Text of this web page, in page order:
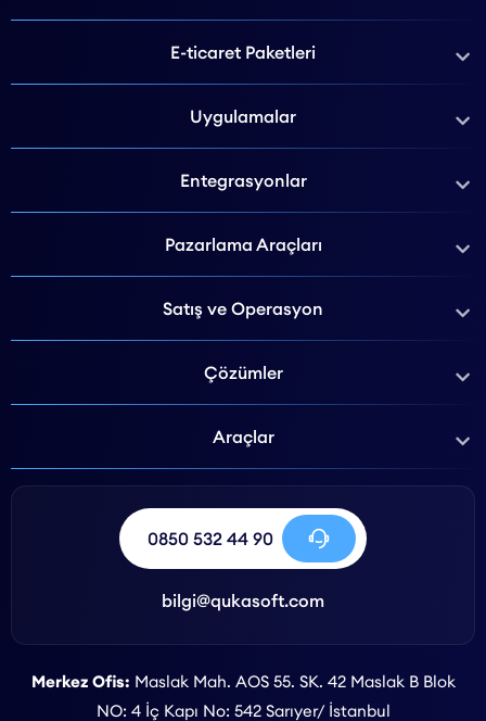
E-ticaret Paketleri
Uygulamalar
Entegrasyonlar
Pazarlama Araçları
Satış ve Operasyon
Çözümler
Araçlar
0850 532 44 90
bilgi@qukasoft.com
Merkez Ofis: Maslak Mah. AOS 55. SK. 42 Maslak B Blok
NO: 4 İç Kapı No: 542 Sarıyer/ İstanbul